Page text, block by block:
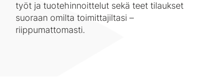
työt ja tuotehinnoittelut sekä teet tilaukset
suoraan omilta toimittajiltasi –
riippumattomasti.